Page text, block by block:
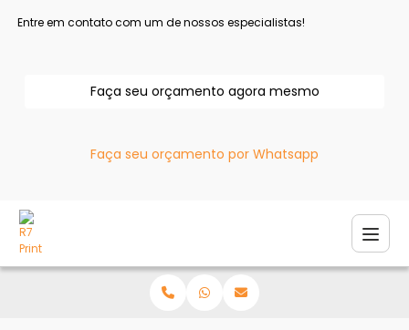
Entre em contato com um de nossos especialistas!
Faça seu orçamento agora mesmo
Faça seu orçamento por Whatsapp